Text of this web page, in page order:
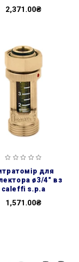
2,371.00₴
ø3/4″ вз
caleffi s.p.a
1,571.00₴